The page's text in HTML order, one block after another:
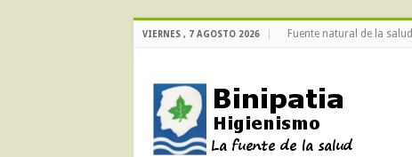
VIERNES , 7 AGOSTO 2026 Fuente natural de la salud